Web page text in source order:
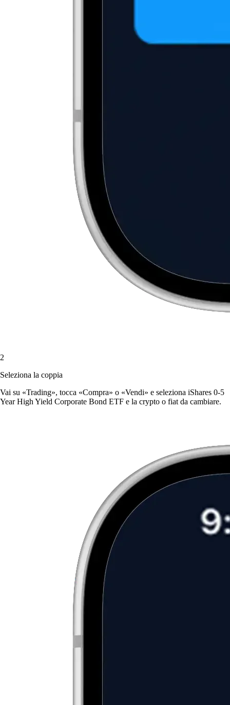
2
Seleziona la coppia
Vai su «Trading», tocca «Compra» o «Vendi» e seleziona iShares 0-5
Year High Yield Corporate Bond ETF e la crypto o fiat da cambiare.